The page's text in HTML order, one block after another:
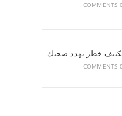
0 COMMENTS
خطر يهدد صحتك
0 COMMENTS